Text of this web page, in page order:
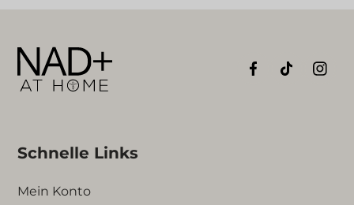
Schnelle Links
Mein Konto